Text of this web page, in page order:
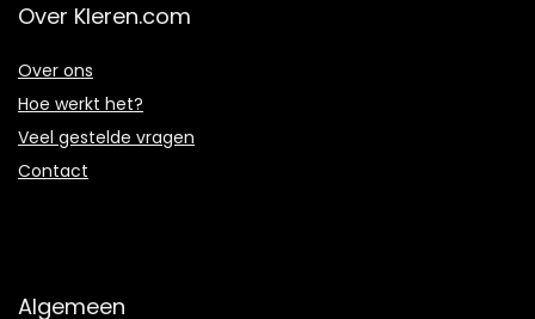
Over Kleren.com
Over ons
Hoe werkt het?
Veel gestelde vragen
Contact
Algemeen